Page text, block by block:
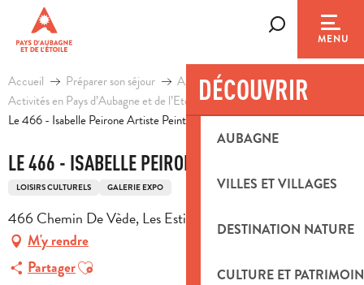
contenu
principal
MENU
DÉCOUVRIR
AUBAGNE
VILLES ET VILLAGES
DESTINATION NATURE
CULTURE ET
Accueil Préparer son séjour
Agenda & Idées sorties
Activités en Pays d’Aubagne et de l’Etoile
Loisirs
Le 466 - Isabelle Peirone Artiste Peintre
LE 466 - ISABELLE PEIRONE ARTISTE PEINTRE
LOISIRS CULTURELS GALERIE EXPO
466 Chemin De Vède, Les Estiennes, 13390 Auriol
M'y rendre
PartagerAjouter aux favoris